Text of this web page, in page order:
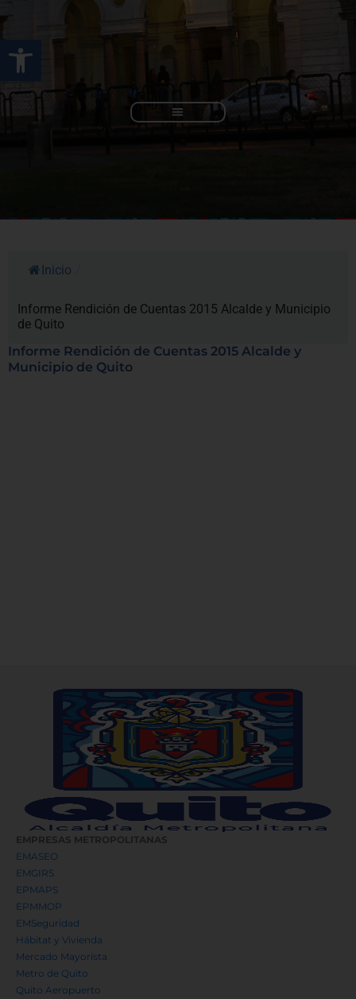
Abrir barra de
contenido
Inicio
Informe Rendición de Cuentas 2015 Alcalde y Municipio
de Quito
Informe Rendición de Cuentas 2015 Alcalde y
Municipio de Quito
EMPRESAS METROPOLITANAS
EMASEO
EMGIRS
EPMAPS
EPMMOP
EMSeguridad
Hábitat y Vivienda
Mercado Mayorista
Metro de Quito
Quito Aeropuerto